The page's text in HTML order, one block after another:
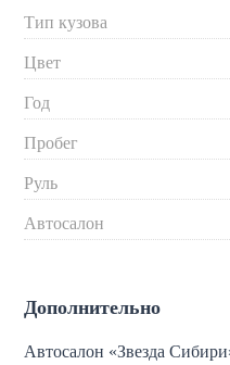
Тип кузова
Цвет
Год
Пробег
Руль
Автосалон
Дополнительно
Автосалон «Звезда